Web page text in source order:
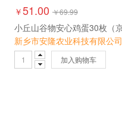
￥51.00 ￥69.99
新乡市安隆农业科技有限公司
加入购物车